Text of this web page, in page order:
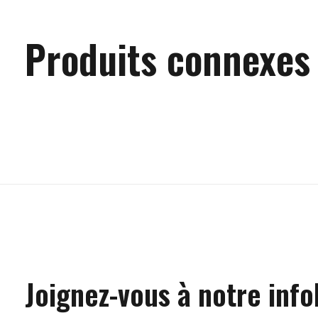
Produits connexes
Joignez-vous à notre